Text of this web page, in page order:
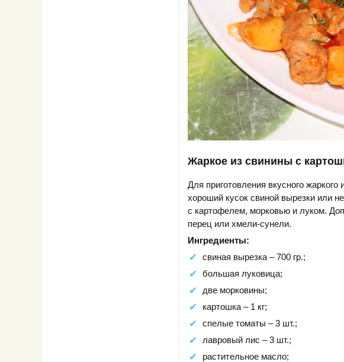
Жаркое из свинины с
Для приготовления вкусного
хороший кусок свиной вырезки или
с картофелем, морковью и луком.
перец или хмели-сунели.
Ингредиенты:
свиная вырезка – 700 гр.;
большая луковица;
две морковины;
картошка – 1 кг;
спелые томаты – 3 шт.;
лавровый лис – 3 шт.;
растительное масло;